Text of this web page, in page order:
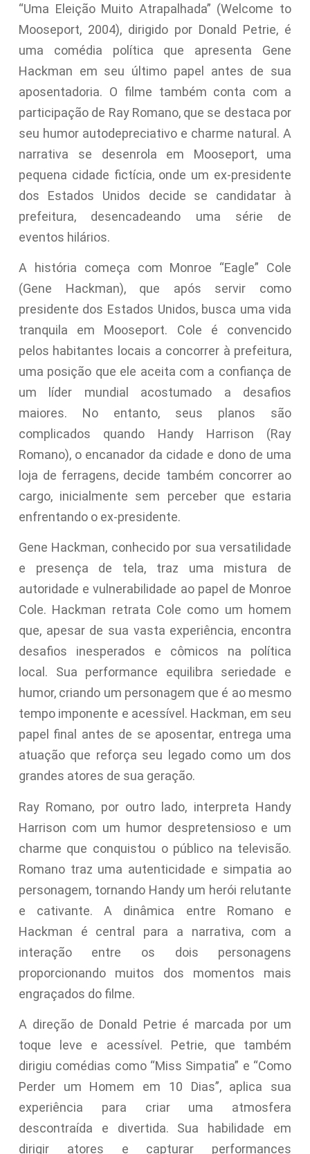
“Uma Eleição Muito Atrapalhada” (Welcome to
Mooseport, 2004), dirigido por Donald Petrie, é
uma comédia política que apresenta Gene
Hackman em seu último papel antes de sua
aposentadoria. O filme também conta com a
participação de Ray Romano, que se destaca por
seu humor autodepreciativo e charme natural. A
narrativa se desenrola em Mooseport, uma
pequena cidade fictícia, onde um ex-presidente
dos Estados Unidos decide se candidatar à
prefeitura, desencadeando uma série de
eventos hilários.
A história começa com Monroe “Eagle” Cole
(Gene Hackman), que após servir como
presidente dos Estados Unidos, busca uma vida
tranquila em Mooseport. Cole é convencido
pelos habitantes locais a concorrer à prefeitura,
uma posição que ele aceita com a confiança de
um líder mundial acostumado a desafios
maiores. No entanto, seus planos são
complicados quando Handy Harrison (Ray
Romano), o encanador da cidade e dono de uma
loja de ferragens, decide também concorrer ao
cargo, inicialmente sem perceber que estaria
enfrentando o ex-presidente.
Gene Hackman, conhecido por sua versatilidade
e presença de tela, traz uma mistura de
autoridade e vulnerabilidade ao papel de Monroe
Cole. Hackman retrata Cole como um homem
que, apesar de sua vasta experiência, encontra
desafios inesperados e cômicos na política
local. Sua performance equilibra seriedade e
humor, criando um personagem que é ao mesmo
tempo imponente e acessível. Hackman, em seu
papel final antes de se aposentar, entrega uma
atuação que reforça seu legado como um dos
grandes atores de sua geração.
Ray Romano, por outro lado, interpreta Handy
Harrison com um humor despretensioso e um
charme que conquistou o público na televisão.
Romano traz uma autenticidade e simpatia ao
personagem, tornando Handy um herói relutante
e cativante. A dinâmica entre Romano e
Hackman é central para a narrativa, com a
interação entre os dois personagens
proporcionando muitos dos momentos mais
engraçados do filme.
A direção de Donald Petrie é marcada por um
toque leve e acessível. Petrie, que também
dirigiu comédias como “Miss Simpatia” e “Como
Perder um Homem em 10 Dias”, aplica sua
experiência para criar uma atmosfera
descontraída e divertida. Sua habilidade em
dirigir atores e capturar performances